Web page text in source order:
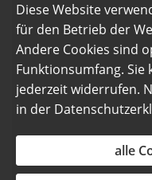
Diese Website
für den Betrieb der
Andere Cookies sind
Funktionsumfang. Sie
jederzeit widerrufen.
in der
alle